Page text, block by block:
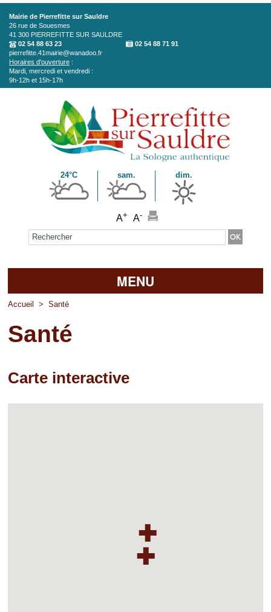
Aller au contenu principal
Mairie de Pierrefitte sur Sauldre
26 rue de Souesmes
41 300 PIERREFITTE SUR SAULDRE
02 54 88 63 23
02 54 88 71 91
pierrefitte.41mairie@wanadoo.fr
Horaires d'ouverture :
Mardi, mercredi et vendredi :
9h-12h et 15h-17h
24°C sam. dim.
A+ A-
Formulaire de recherche
MENU
Accueil
La mairie
Vie pratique
Accueil > Santé
Santé
Carte interactive